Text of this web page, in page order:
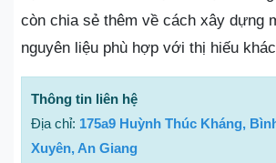
còn chia sẻ thêm về cách xây dựng
nguyên liệu phù hợp với thị hiếu
Thông tin liên hệ
Địa chỉ: 175a9 Huỳnh Thúc Kháng,
Xuyên, An Giang